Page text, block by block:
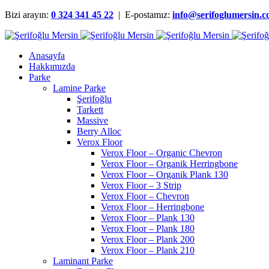
Bizi arayın: 0 324 341 45 22 | E-postamız:
Anasayfa
Hakkımızda
Parke
Lamine Parke
Şerifoğlu
Tarkett
Massive
Berry Alloc
Verox Floor
Verox Floor – Organic Chevron
Verox Floor – Organik Herringbone
Verox Floor – Organik Plank 130
Verox Floor – 3 Strip
Verox Floor – Chevron
Verox Floor – Herringbone
Verox Floor – Plank 130
Verox Floor – Plank 180
Verox Floor – Plank 200
Verox Floor – Plank 210
Laminant Parke